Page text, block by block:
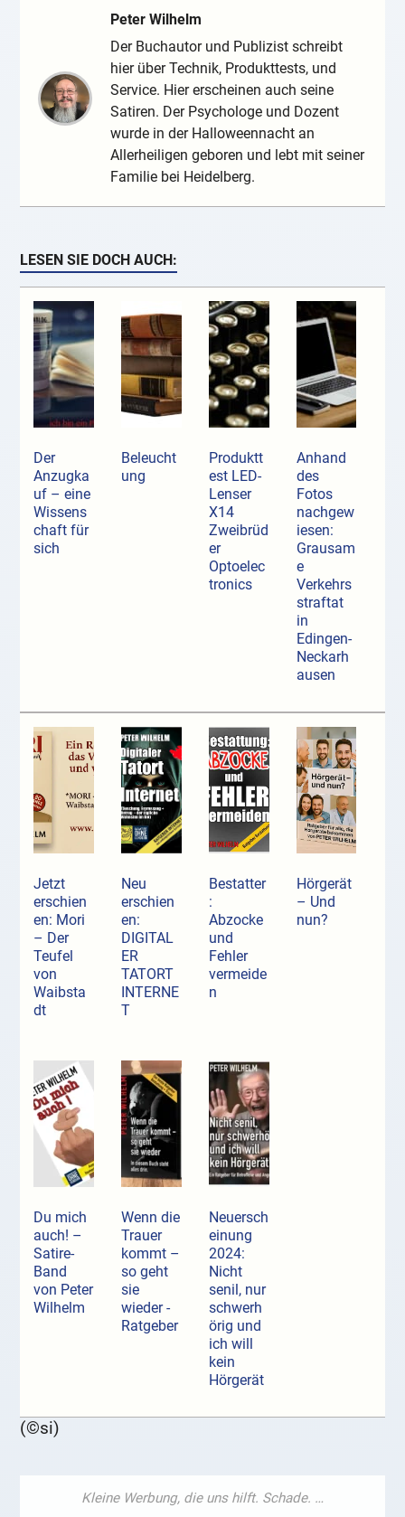
Peter Wilhelm
Der Buchautor und Publizist schreibt
hier über Technik, Produkttests, und
Service. Hier erscheinen auch seine
Satiren. Der Psychologe und Dozent
wurde in der Halloweennacht an
Allerheiligen geboren und lebt mit seiner
Familie bei Heidelberg.
LESEN SIE DOCH AUCH:
Der
Anzugka
uf ­– eine
Wissens
chaft für
sich
Beleucht
ung
Produktt
est LED-
Lenser
X14
Zweibrüd
er
Optoelec
tronics
Anhand
des
Fotos
nachgew
iesen:
Grausam
e
Verkehrs
straftat
in
Edingen-
Neckarh
ausen
Jetzt
erschien
en: Mori
– Der
Teufel
von
Waibsta
dt
Neu
erschien
en:
DIGITAL
ER
TATORT
INTERNE
T
Bestatter
:
Abzocke
und
Fehler
vermeide
n
Hörgerät
– Und
nun?
Du mich
auch! –
Satire-
Band
von Peter
Wilhelm
Wenn die
Trauer
kommt –
so geht
sie
wieder -
Ratgeber
Neuersch
einung
2024:
Nicht
senil, nur
schwerh
örig und
ich will
kein
Hörgerät
(©si)